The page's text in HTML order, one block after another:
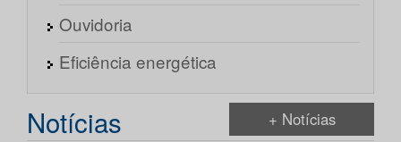
Ouvidoria
Eficiência energética
Notícias + Notícias